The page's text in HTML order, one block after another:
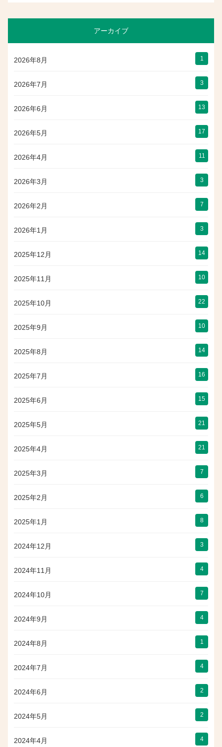
アーカイブ
2026年8月 1
2026年7月 3
2026年6月 13
2026年5月 17
2026年4月 11
2026年3月 3
2026年2月 7
2026年1月 3
2025年12月 14
2025年11月 10
2025年10月 22
2025年9月 10
2025年8月 14
2025年7月 16
2025年6月 15
2025年5月 21
2025年4月 21
2025年3月 7
2025年2月 6
2025年1月 8
2024年12月 3
2024年11月 4
2024年10月 7
2024年9月 4
2024年8月 1
2024年7月 4
2024年6月 2
2024年5月 2
2024年4月 4